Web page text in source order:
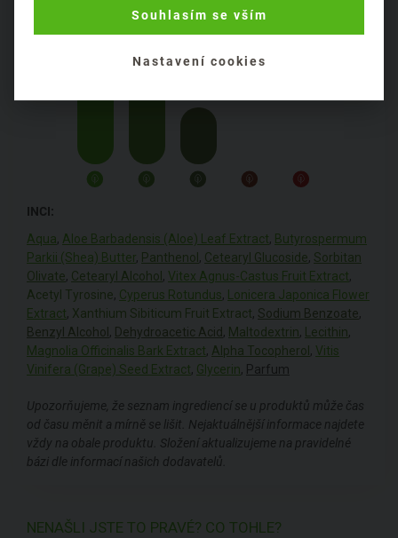
INCI:
Aqua, Aloe Barbadensis (Aloe) Leaf Extract, Butyrospermum
Parkii (Shea) Butter, Panthenol , Cetearyl Glucoside, Sorbitan
Olivate, Cetearyl Alcohol , Vitex Agnus-Castus Fruit Extract,
Acetyl Tyrosine, Cyperus Rotundus, Lonicera Japonica Flower
Extract, Xanthium Sibiticum Fruit Extract, Sodium Benzoate,
Benzyl Alcohol , Dehydroacetic Acid, Maltodextrin, Lecithin,
Magnolia Officinalis Bark Extract, Alpha Tocopherol , Vitis
Vinifera (Grape) Seed Extract, Glycerin, Parfum
Upozorňujeme, že seznam ingrediencí se u produktů může čas
od času měnit a mírně se lišit. Nejaktuálnější informace najdete
vždy na obale produktu. Složení aktualizujeme na pravidelné
bázi dle informací našich dodavatelů.
NENAŠLI JSTE TO PRAVÉ? CO TOHLE?
Souhlasím se vším
Nastavení cookies